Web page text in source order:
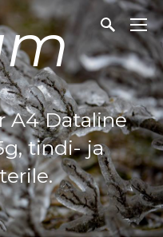
A4 Dataline
tindi- ja